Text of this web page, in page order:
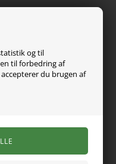
og til
til forbedring af
du brugen af